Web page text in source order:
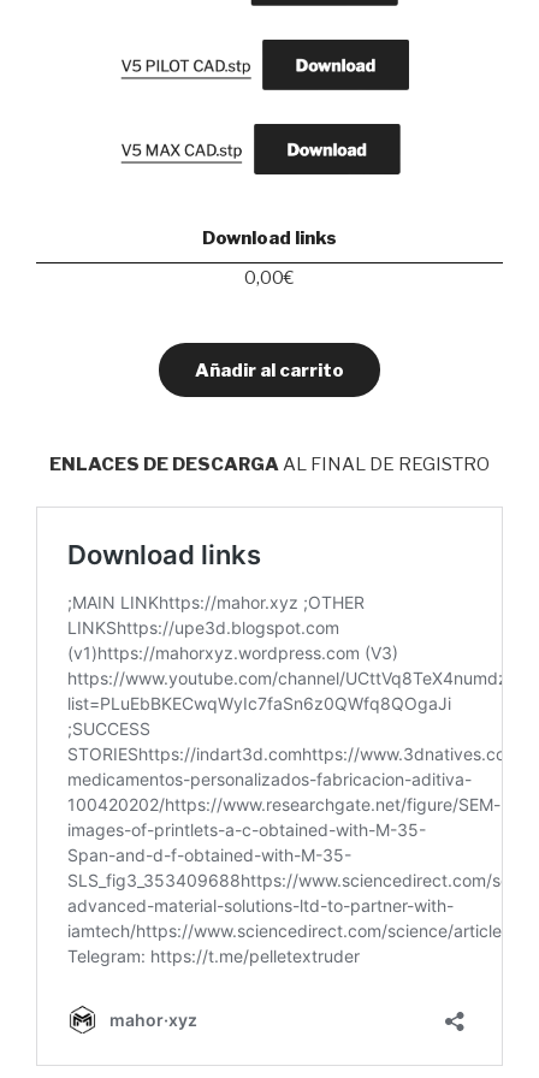
Download links
0,00€
Añadir al carrito
ENLACES DE DESCARGAAL FINAL DE REGISTRO